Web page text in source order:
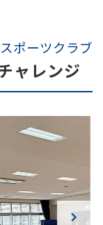
ポーツクラブ
ャレンジ